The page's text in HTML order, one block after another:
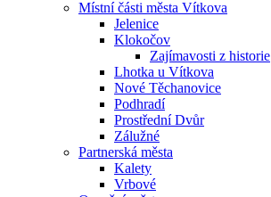
Místní části města Vítkova
Jelenice
Klokočov
Zajímavosti z historie
Lhotka u Vítkova
Nové Těchanovice
Podhradí
Prostřední Dvůr
Zálužné
Partnerská města
Kalety
Vrbové